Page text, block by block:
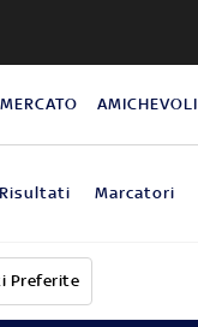
MERCATO AMICHEVOLI
Marcatori
Preferite